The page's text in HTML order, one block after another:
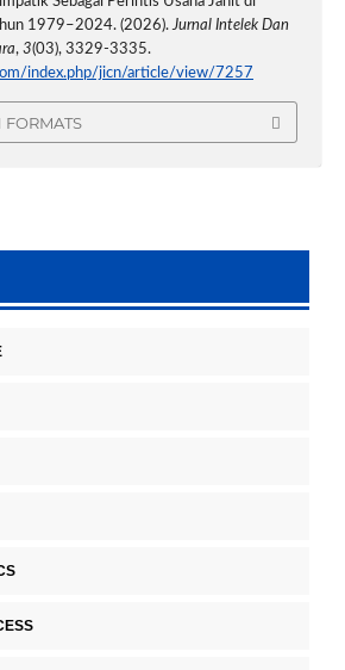
1979–2024. (2026).Jurnal Intelek Dan
, 3(03), 3329-3335.
index.php/jicn/article/view/7257
FORMATS